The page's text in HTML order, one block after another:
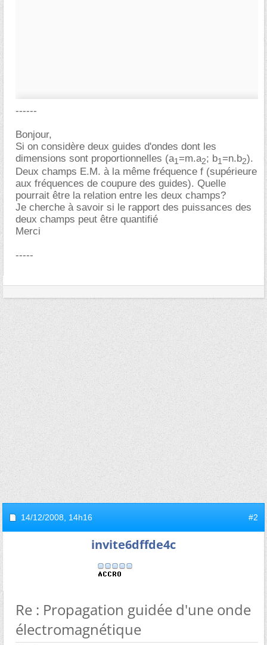
------
Bonjour,
Si on considère deux guides d'ondes dont les
dimensions sont proportionnelles (a1=m.a2; b1=n.b2).
Deux champs E.M. à la même fréquence f (supérieure
aux fréquences de coupure des guides). Quelle
pourrait être la relation entre les deux champs?
Je cherche à savoir si le rapport des puissances des
deux champs peut être quantifié
Merci
-----
14/12/2008, 14h16 #2
invite6dffde4c
Re : Propagation guidée d'une onde
électromagnétique